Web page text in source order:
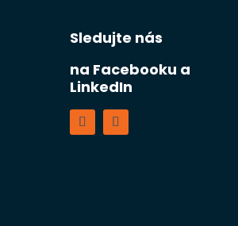
Sledujte nás
na Facebooku a
LinkedIn